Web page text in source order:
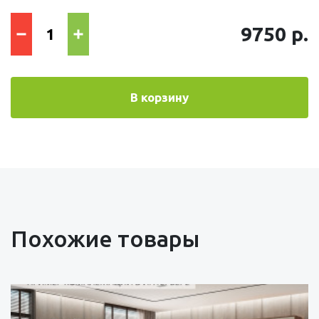
9750 р.
В корзину
Похожие товары